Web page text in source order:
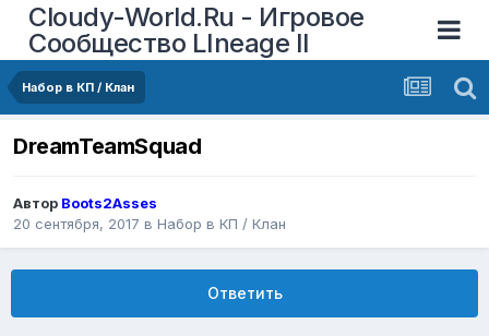
Cloudy-World.Ru - Игровое
Сообщество LIneage II
Набор в КП / Клан
DreamTeamSquad
Автор Boots2Asses
20 сентября, 2017 в Набор в КП / Клан
Ответить